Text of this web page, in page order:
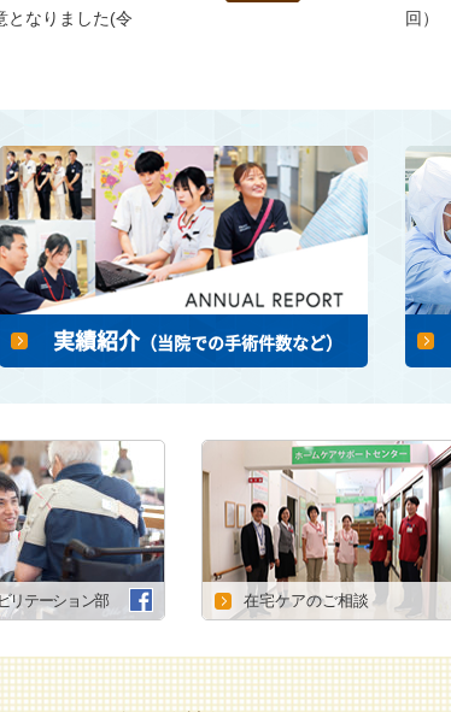
となりました(令
回）
実績紹介（当院での手術件数など）
リテーション部 在宅ケアのご相談